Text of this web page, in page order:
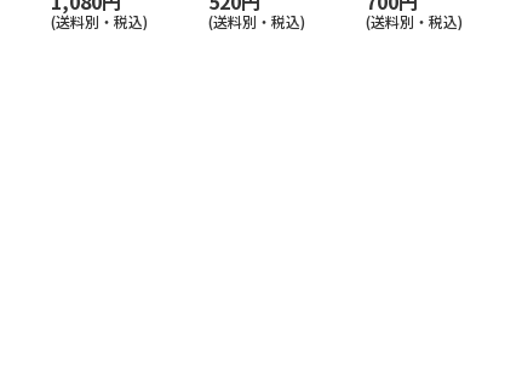
(送料別・税込) (送料別・税込) (送料別・税込)